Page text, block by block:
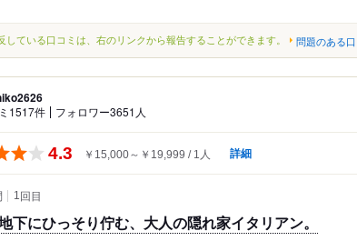
している口コミは、右のリンクから報告することができます。 問題のある
1517件 フォロワー3651人
4.3 ￥15,000～￥19,999 1人 詳細
1回目
下にひっそり佇む、大人の隠れ家イタリアン。